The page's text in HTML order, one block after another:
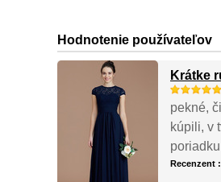
Hodnotenie používateľov
Krátke
pekné,
kúpili, v
Recenzent